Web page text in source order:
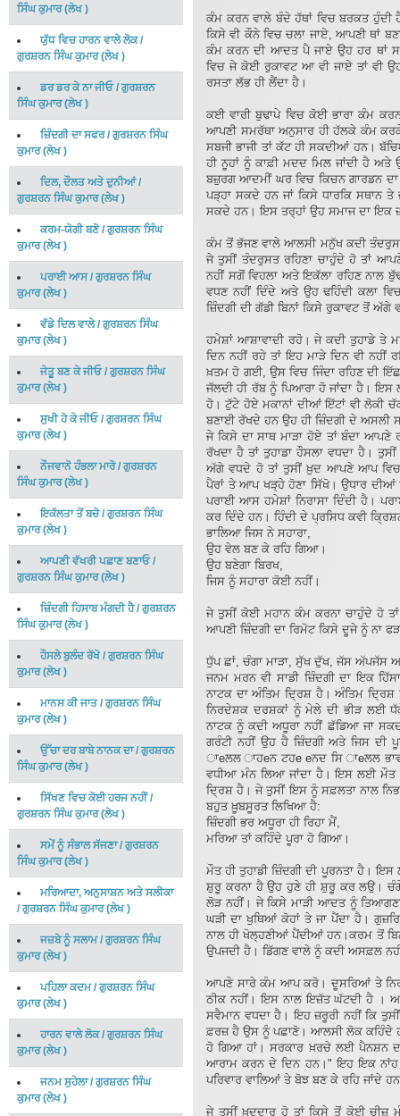
ਸਿੰਘ ਕੁਮਾਰ(ਲੇਖ)
ਯੁੱਧ ਵਿਚ ਹਾਰਨ ਵਾਲੇ ਲੋਕ/
ਗੁਰਸ਼ਰਨ ਸਿੰਘ ਕੁਮਾਰ(ਲੇਖ)
ਡਰ ਡਰ ਕੇ ਨਾ ਜੀਓ/ ਗੁਰਸ਼ਰਨ
ਸਿੰਘ ਕੁਮਾਰ(ਲੇਖ)
ਜ਼ਿੰਦਗੀ ਦਾ ਸਫਰ/ਗੁਰਸ਼ਰਨ ਸਿੰਘ
ਕੁਮਾਰ(ਲੇਖ)
ਦਿਲ, ਦੌਲਤ ਅਤੇ ਦੁਨੀਆਂ/
ਗੁਰਸ਼ਰਨ ਸਿੰਘ ਕੁਮਾਰ(ਲੇਖ)
ਕਰਮ-ਯੋਗੀ ਬਣੋ/ਗੁਰਸ਼ਰਨ ਸਿੰਘ
ਕੁਮਾਰ(ਲੇਖ)
ਪਰਾਈ ਆਸ/ ਗੁਰਸ਼ਰਨ ਸਿੰਘ
ਕੁਮਾਰ(ਲੇਖ)
ਵੱਡੇ ਦਿਲ ਵਾਲੇ/ਗੁਰਸ਼ਰਨ ਸਿੰਘ
ਕੁਮਾਰ(ਲੇਖ)
ਜੇਤੂ ਬਣ ਕੇ ਜੀਓ/ ਗੁਰਸ਼ਰਨ ਸਿੰਘ
ਕੁਮਾਰ(ਲੇਖ)
ਸੁਖੀ ਹੋ ਕੇ ਜੀਓ/ਗੁਰਸ਼ਰਨ ਸਿੰਘ
ਕੁਮਾਰ(ਲੇਖ)
ਨੌਜਵਾਨੋ ਹੰਭਲਾ ਮਾਰੋ/ ਗੁਰਸ਼ਰਨ
ਸਿੰਘ ਕੁਮਾਰ(ਲੇਖ)
ਇਕੱਲਤਾ ਤੋਂ ਬਚੋ/ਗੁਰਸ਼ਰਨ ਸਿੰਘ
ਕੁਮਾਰ(ਲੇਖ)
ਆਪਣੀ ਵੱਖਰੀ ਪਛਾਣ ਬਣਾਓ/
ਗੁਰਸ਼ਰਨ ਸਿੰਘ ਕੁਮਾਰ(ਲੇਖ)
ਜ਼ਿੰਦਗੀ ਹਿਸਾਬ ਮੰਗਦੀ ਹੈ/ਗੁਰਸ਼ਰਨ
ਸਿੰਘ ਕੁਮਾਰ(ਲੇਖ)
ਹੌਸਲੇ ਬੁਲੰਦ ਰੱਖੋ/ ਗੁਰਸ਼ਰਨ ਸਿੰਘ
ਕੁਮਾਰ(ਲੇਖ)
ਮਾਨਸ ਕੀ ਜਾਤ/ਗੁਰਸ਼ਰਨ ਸਿੰਘ
ਕੁਮਾਰ(ਲੇਖ)
ਉੱਚਾ ਦਰ ਬਾਬੇ ਨਾਨਕ ਦਾ/ ਗੁਰਸ਼ਰਨ
ਸਿੰਘ ਕੁਮਾਰ(ਲੇਖ)
ਸਿੱਖਣ ਵਿਚ ਕੋਈ ਹਰਜ ਨਹੀਂ/
ਗੁਰਸ਼ਰਨ ਸਿੰਘ ਕੁਮਾਰ(ਲੇਖ)
ਸਮੇਂ ਨੂੰ ਸੰਭਾਲ ਸੱਜਣਾ/ ਗੁਰਸ਼ਰਨ
ਸਿੰਘ ਕੁਮਾਰ(ਲੇਖ)
ਮਰਿਆਦਾ, ਅਨੁਸਾਸ਼ਨ ਅਤੇ ਸਲੀਕਾ
/ਗੁਰਸ਼ਰਨ ਸਿੰਘ ਕੁਮਾਰ(ਲੇਖ)
ਜਜ਼ਬੇ ਨੂੰ ਸਲਾਮ/ ਗੁਰਸ਼ਰਨ ਸਿੰਘ
ਕੁਮਾਰ(ਲੇਖ)
ਪਹਿਲਾ ਕਦਮ/ਗੁਰਸ਼ਰਨ ਸਿੰਘ
ਕੁਮਾਰ(ਲੇਖ)
ਹਾਰਨ ਵਾਲੇ ਲੋਕ/ ਗੁਰਸ਼ਰਨ ਸਿੰਘ
ਕੁਮਾਰ(ਲੇਖ)
ਜਨਮ ਸੁਹੇਲਾ/ਗੁਰਸ਼ਰਨ ਸਿੰਘ
ਕੁਮਾਰ(ਲੇਖ)
ਕੰਮ ਕਰਨ ਵਾਲੇ ਬੰਦੇ ਹੱਥਾਂ ਵਿਚ ਬਰਕਤ ਹੁੰਦੀ
ਕਿਸੇ ਵੀ ਕੌਨੇ ਵਿਚ ਚਲਾ ਜਾਏ, ਆਪਣੀ ਥਾਂ
ਕੰਮ ਕਰਨ ਦੀ ਆਦਤ ਪੈ ਜਾਏ ਉਹ ਹਰ ਥਾਂ
ਵਿਚ ਜੇ ਕੋਈ ਰੁਕਾਵਟ ਆ ਵੀ ਜਾਏ ਤਾਂ ਵੀ
ਰਸਤਾ ਲੱਭ ਹੀ ਲੈਂਦਾ ਹੈ।
ਕਈ ਵਾਰੀ ਬੁਢਾਪੇ ਵਿਚ ਕੋਈ ਭਾਰਾ ਕੰਮ
ਆਪਣੀ ਸਮਰੱਥਾ ਅਨੁਸਾਰ ਹੀ ਹੱਲਕੇ ਕੰਮ
ਸਬਜੀ ਭਾਜੀ ਤਾਂ ਕੱਟ ਹੀ ਸਕਦੀਆਂ ਹਨ।
ਹੀ ਨੂਹਾਂ ਨੂੰ ਕਾਫ਼ੀ ਮਦਦ ਮਿਲ ਜਾਂਦੀ ਹੈ
ਬਜ਼ੁਰਗ ਆਦਮੀਂ ਘਰ ਵਿਚ ਕਿਚਨ ਗਾਰਡਨ
ਪੜ੍ਹਾ ਸਕਦੇ ਹਨ ਜਾਂ ਕਿਸੇ ਧਾਰਕਿ ਸਥਾਨ
ਸਕਦੇ ਹਨ। ਇਸ ਤਰ੍ਹਾਂ ਉਹ ਸਮਾਜ ਦਾ ਇਕ
ਕੰਮ ਤੋਂ ਭੱਜਣ ਵਾਲੇ ਆਲਸੀ ਮਨੁੱਖ ਕਦੀ
ਜੇ ਤੁਸੀਂ ਤੰਦਰੁਸਤ ਰਹਿਣਾ ਚਾਹੁੰਦੇ ਹੋ ਤਾਂ
ਨਹੀਂ ਸਗੋਂ ਵਿਹਲਾ ਅਤੇ ਇਕੱਲਾ ਰਹਿਣ ਨਾਲ
ਵਧਣ ਨਹੀਂ ਦਿੰਦੇ ਅਤੇ ਉਹ ਢਹਿੰਦੀ ਕਲਾ
ਜ਼ਿੰਦਗੀ ਦੀ ਗੱਡੀ ਬਿਨਾਂ ਕਿਸੇ ਰੁਕਾਵਟ ਤੋਂ ਅੱਗੇ
ਹਮੇਸ਼ਾਂ ਆਸ਼ਾਵਾਦੀ ਰਹੋ। ਜੇ ਕਦੀ ਤੁਹਾਡੇ ਤੇ
ਦਿਨ ਨਹੀਂ ਰਹੇ ਤਾਂ ਇਹ ਮਾੜੇ ਦਿਨ ਵੀ
ਖ਼ਤਮ ਹੋ ਗਈ, ਉਸ ਵਿਚ ਜਿੰਦਾ ਰਹਿਣ ਦੀ
ਜੱਲਦੀ ਹੀ ਰੱਬ ਨੂੰ ਪਿਆਰਾ ਹੋ ਜਾਂਦਾ ਹੈ।
ਹੋ। ਟੁੱਟੇ ਹੋਏ ਮਕਾਨਾਂ ਦੀਆਂ ਇੱਟਾਂ ਵੀ ਲੋਕੀ
ਬਣਾਈ ਰੱਖਦੇ ਹਨ ਉਹ ਹੀ ਜ਼ਿੰਦਗੀ ਦੇ ਅਸਲੀ
ਜੇ ਕਿਸੇ ਦਾ ਸਾਥ ਮਾੜਾ ਹੋਏ ਤਾਂ ਬੰਦਾ
ਰੱਖਦਾ ਹੈ ਤਾਂ ਤੁਹਾਡਾ ਹੌਸਲਾ ਵਧਦਾ ਹੈ।
ਅੱਗੇ ਵਧਦੇ ਹੋ ਤਾਂ ਤੁਸੀਂ ਖ਼ੁਦ ਆਪਣੇ ਆਪ
ਪੈਰਾਂ ਤੇ ਆਪ ਖੜ੍ਹੇ ਹੋਣਾ ਸਿੱਖੋ। ਉਧਾਰ ਦੀਆਂ
ਪਰਾਈ ਆਸ ਹਮੇਸ਼ਾਂ ਨਿਰਾਸਾ ਦਿੰਦੀ ਹੈ।
ਕਰ ਦਿੰਦੇ ਹਨ। ਹਿੰਦੀ ਦੇ ਪ੍ਰਸਿਧ ਕਵੀ
ਭਾਲਿਆ ਜਿਸ ਨੇ ਸਹਾਰਾ,
ਉਹ ਵੇਲ ਬਣ ਕੇ ਰਹਿ ਗਿਆ।
ਉਹ ਬਣੇਗਾ ਬਿਰਖ,
ਜਿਸ ਨੂੰ ਸਹਾਰਾ ਕੋਈ ਨਹੀਂ।
ਜੇ ਤੁਸੀਂ ਕੋਈ ਮਹਾਨ ਕੰਮ ਕਰਨਾ ਚਾਹੁੰਦੇ ਹੋ
ਆਪਣੀ ਜ਼ਿੰਦਗੀ ਦਾ ਰਿਮੋਟ ਕਿਸੇ ਦੂਜੇ ਨੂੰ ਨਾ
ਧੁੱਪ ਛਾਂ, ਚੰਗਾ ਮਾੜਾ, ਸੁੱਖ ਦੁੱਖ, ਜੱਸ ਅੱਪਜੱਸ
ਜਨਮ ਮਰਨ ਵੀ ਸਾਡੀ ਜ਼ਿੰਦਗੀ ਦਾ ਇਕ
ਨਾਟਕ ਦਾ ਅੰਤਿਮ ਦ੍ਰਿਸ਼ ਹੈ। ਅੰਤਿਮ ਦ੍ਰਿਸ਼
ਨਿਰਦੇਸ਼ਕ ਦਰਸ਼ਕਾਂ ਨੂੰ ਮੇਲੇ ਦੀ ਭੀੜ ਲਈ
ਨਾਟਕ ਨੂੰ ਕਦੀ ਅਧੂਰਾ ਨਹੀਂ ਛੱਡਿਆ ਜਾ
ਗਰੰਟੀ ਨਹੀਂ ਉਹ ਹੈ ਜ਼ਿੰਦਗੀ ਅਤੇ ਜਿਸ ਦੀ
ਾeਲਲ ਾਹeਨ ਟਹe eਨਦ ਸਿ ਾeਲਲ ਭਾਵ
ਵਧੀਆ ਮੰਨ ਲਿਆ ਜਾਂਦਾ ਹੈ। ਇਸ ਲਈ ਮੌਤ
ਦ੍ਰਿਸ਼ ਹੈ। ਜੇ ਤੁਸੀਂ ਇਸ ਨੂੰ ਸਫ਼ਲਤਾ ਨਾਲ
ਬਹੁਤ ਖ਼ੂਬਸੂਰਤ ਲਿਖਿਆ ਹੈ:
ਜ਼ਿੰਦਗੀ ਭਰ ਅਧੂਰਾ ਹੀ ਰਿਹਾ ਮੈਂ,
ਮਰਿਆ ਤਾਂ ਕਹਿੰਦੇ ਪੂਰਾ ਹੋ ਗਿਆ।
ਮੌਤ ਹੀ ਤੁਹਾਡੀ ਜ਼ਿੰਦਗੀ ਦੀ ਪੂਰਨਤਾ ਹੈ।
ਸ਼ੁਰੂ ਕਰਨਾ ਹੈ ਉਹ ਹੁਣੇ ਹੀ ਸ਼ੁਰੂ ਕਰ ਲਉ।
ਲੋੜ ਨਹੀਂ। ਜੇ ਕਿਸੇ ਮਾੜੀ ਆਦਤ ਨੂੰ
ਘੜੀ ਦਾ ਖੁਥਿਆਂ ਕੋਹਾਂ ਤੇ ਜਾ ਪੈਂਦਾ ਹੈ।
ਨਾਲ ਹੀ ਖੋਲ੍ਹਣੀਆਂ ਪੈਂਦੀਆਂ ਹਨ।ਕਰਮ ਤੋਂ
ਉਪਜਦੀ ਹੈ। ਡਿੱਗਣ ਵਾਲੇ ਨੂੰ ਕਦੀ ਅਸਫ਼ਲ
ਆਪਣੇ ਸਾਰੇ ਕੰਮ ਆਪ ਕਰੋ। ਦੂਸਰਿਆਂ ਤੇ
ਠੀਕ ਨਹੀਂ। ਇਸ ਨਾਲ ਇਜ਼ੱਤ ਘੱਟਦੀ ਹੈ ।
ਸਵੈਮਾਨ ਵਧਦਾ ਹੈ। ਇਹ ਜ਼ਰੂਰੀ ਨਹੀਂ ਕਿ
ਫ਼ਰਜ਼ ਹੈ ਉਸ ਨੂੰ ਪਛਾਣੋ। ਆਲਸੀ ਲੋਕ ਕਹਿੰਦੇ
ਹੋ ਗਿਆ ਹਾਂ। ਸਰਕਾਰ ਖ਼ਰਚੇ ਲਈ ਪੈਨਸ਼ਨ
ਆਰਾਮ ਕਰਨ ਦੇ ਦਿਨ ਹਨ।" ਇਹ ਇਕ
ਪਰਿਵਾਰ ਵਾਲਿਆਂ ਤੇ ਬੋਝ ਬਣ ਕੇ ਰਹਿ ਜਾਂਦੇ
ਜੇ ਤੁਸੀਂ ਖ਼ੁਦਦਾਰ ਹੋ ਤਾਂ ਕਿਸੇ ਤੋਂ ਕੋਈ ਚੀਜ਼